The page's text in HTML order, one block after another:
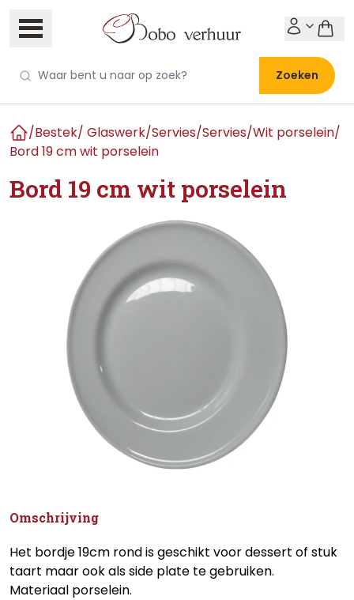
Zoeken
Home
/Bestek/ Glaswerk/Servies/Servies/Wit porselein/
Bord 19 cm wit porselein
Bord 19 cm wit porselein
Omschrijving
Het bordje 19cm rond is geschikt voor dessert of stuk
taart maar ook als side plate te gebruiken.
Materiaal porselein.